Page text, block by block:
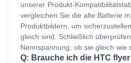
unserer Produkt-
vergleichen Sie die alte Batterie
Produktbildern, um
gleich sind. Schließlich
Nennspannung, ob sie gleich wie
Q: Brauche ich die HTC